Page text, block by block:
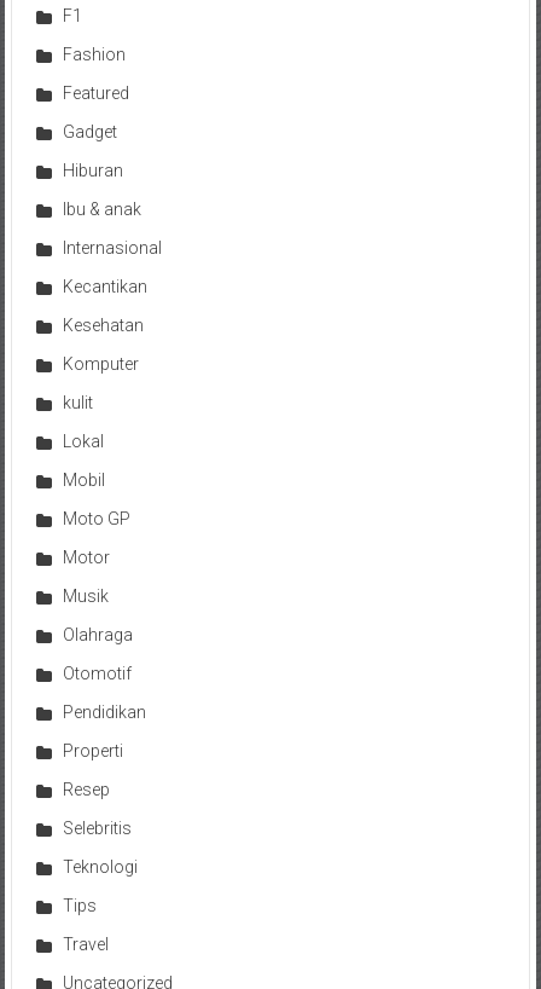
F1
Fashion
Featured
Gadget
Hiburan
Ibu & anak
Internasional
Kecantikan
Kesehatan
Komputer
kulit
Lokal
Mobil
Moto GP
Motor
Musik
Olahraga
Otomotif
Pendidikan
Properti
Resep
Selebritis
Teknologi
Tips
Travel
Uncategorized